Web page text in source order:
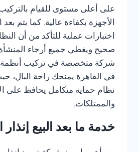
على أعلى مستوى للقيام
الأجهزة بكفاءة عالية. كما يتم بعد
اختبارات عملية للتأكد من أن
صحيح ويغطي جميع أرجاء
شركة متخصصة في تركيب أنظمة
في القاهرة يمنحك راحة البال،
نظام حماية متكامل يحافظ على
والممتلكات.
خدمة ما بعد البيع